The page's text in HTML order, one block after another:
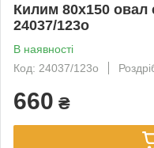
Килим 80х150 овал
24037/123о
В наявності
Код: 24037/123о
660 ₴